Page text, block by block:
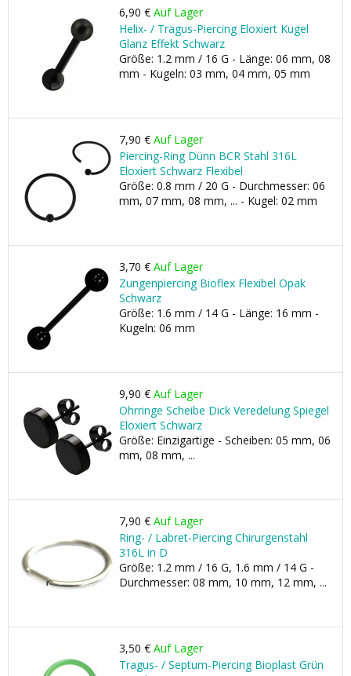
6,90 € Auf Lager
Helix- / Tragus-Piercing Eloxiert Kugel
Glanz Effekt Schwarz
Größe: 1.2 mm / 16 G - Länge: 06 mm, 08
mm - Kugeln: 03 mm, 04 mm, 05 mm
7,90 € Auf Lager
Piercing-Ring Dünn BCR Stahl 316L
Eloxiert Schwarz Flexibel
Größe: 0.8 mm / 20 G - Durchmesser: 06
mm, 07 mm, 08 mm, ... - Kugel: 02 mm
3,70 € Auf Lager
Zungenpiercing Bioflex Flexibel Opak
Schwarz
Größe: 1.6 mm / 14 G - Länge: 16 mm -
Kugeln: 06 mm
9,90 € Auf Lager
Ohrringe Scheibe Dick Veredelung Spiegel
Eloxiert Schwarz
Größe: Einzigartige - Scheiben: 05 mm, 06
mm, 08 mm, ...
7,90 € Auf Lager
Ring- / Labret-Piercing Chirurgenstahl
316L in D
Größe: 1.2 mm / 16 G, 1.6 mm / 14 G -
Durchmesser: 08 mm, 10 mm, 12 mm, ...
3,50 € Auf Lager
Tragus- / Septum-Piercing Bioplast Grün